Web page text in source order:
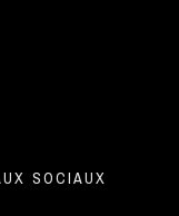
SOCIAUX